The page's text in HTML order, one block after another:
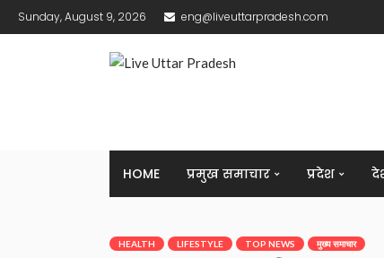
Sunday, August 9, 2026 eng@liveuttarpradesh.com
HOME प्रमुख समाचार प्रदेश
HEALTH LIFESTYLE TOP NEWS मुख्य समाचार